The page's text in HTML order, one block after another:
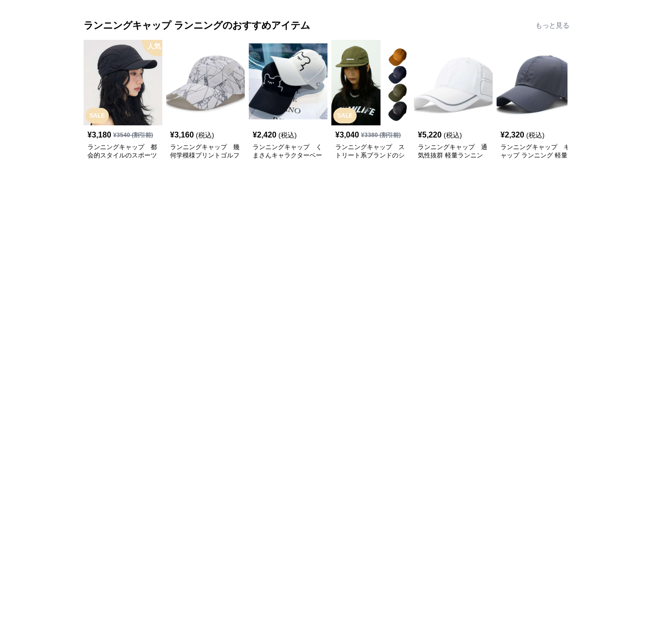
ランニングキャップ ランニングのおすすめアイテム もっと見る
SALE
人気
¥3,180 ¥3540(割引前)
ランニングキャップ 都
会的スタイルのスポーツ
¥3,160 (税込)
ランニングキャップ 幾
何学模様プリントゴルフ
¥2,420 (税込)
ランニングキャップ く
まさんキャラクターベー
SALE
¥3,040 ¥3380(割引前)
ランニングキャップ ス
トリート系ブランドのシ
¥5,220 (税込)
ランニングキャップ 通
気性抜群 軽量ランニン
¥2,320 (税込)
ランニングキャップ キ
ャップ ランニング 軽量